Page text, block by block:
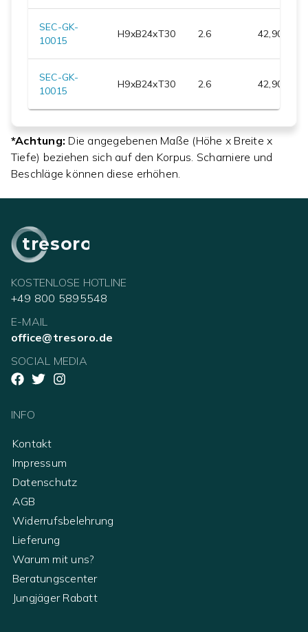
SEC-GK-
10015
H9xB24xT30 2.6 42,90 €
SEC-GK-
10015
H9xB24xT30 2.6 42,90 €
*Achtung: Die angegebenen Maße (Höhe x Breite x
Tiefe) beziehen sich auf den Korpus. Scharniere und
Beschläge können diese erhöhen.
tresoro
KOSTENLOSE HOTLINE
+49 800 5895548
E-MAIL
office@tresoro.de
SOCIAL MEDIA
INFO
Kontakt
Impressum
Datenschutz
AGB
Widerrufsbelehrung
Lieferung
Warum mit uns?
Beratungscenter
Jungjäger Rabatt